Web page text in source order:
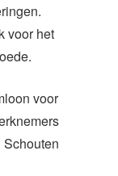
voor het
voor
Schouten